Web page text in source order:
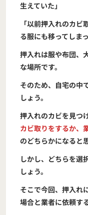
生えていた」
「以前押入れのカ
る服にも移ってしま
押入れは服や布団、
な場所です。
そのため、自宅の中
しょう。
押入れのカビを見つ
カビ取りをするか、
のどちらかになると
しかし、どちらを選
しょう。
そこで今回、押入れ
場合と業者に依頼す